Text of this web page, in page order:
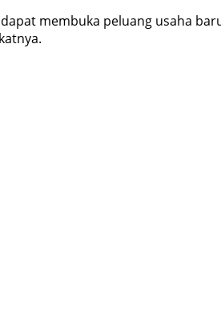
membuka peluang usaha